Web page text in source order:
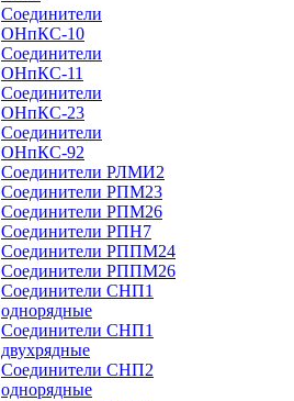
Соединители
ОНпКС-10
Соединители
ОНпКС-11
Соединители
ОНпКС-23
Соединители
ОНпКС-92
Соединители РЛМИ2
Соединители РПМ23
Соединители РПМ26
Соединители РПН7
Соединители РППМ24
Соединители РППМ26
Соединители СНП1
однорядные
Соединители СНП1
двухрядные
Соединители СНП2
однорядные